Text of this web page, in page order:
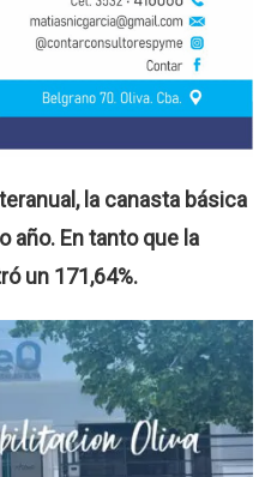
la canasta básica
año. En tanto que la
un 171,64%.